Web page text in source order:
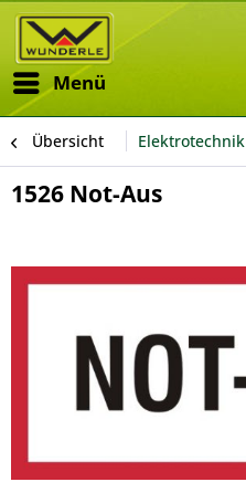
Menü
Übersicht Elektrotechnik
1526 Not-Aus